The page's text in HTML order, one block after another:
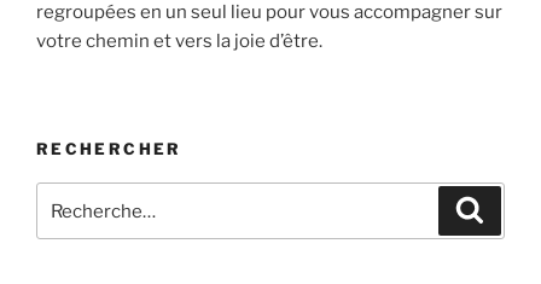
regroupées en un seul lieu pour vous accompagner sur
votre chemin et vers la joie d’être.
RECHERCHER
pour